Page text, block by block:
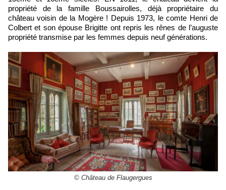
propriété de la famille Boussairolles, déjà propriétaire du
château voisin de la Mogère ! Depuis 1973, le comte Henri de
Colbert et son épouse Brigitte ont repris les rênes de l’auguste
propriété transmise par les femmes depuis neuf générations.
© Château de Flaugergues